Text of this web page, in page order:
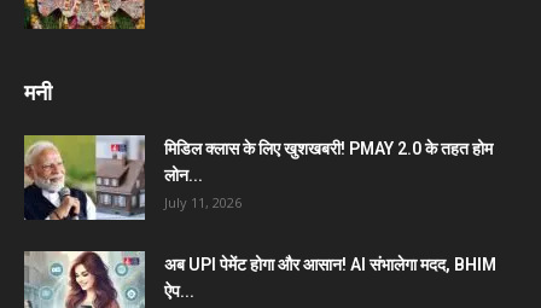
मनी
मिडिल क्लास के लिए खुशखबरी! PMAY 2.0 के तहत होम
लोन...
July 11, 2026
अब UPI पेमेंट होगा और आसान! AI संभालेगा मदद, BHIM
ऐप...